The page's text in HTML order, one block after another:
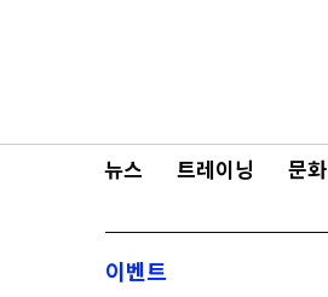
뉴스 트레이닝 문화
이벤트